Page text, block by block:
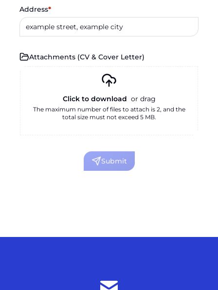
Address*
Attachments (CV & Cover Letter)
Click to download or drag
The maximum number of files to attach is 2, and the
total size must not exceed 5 MB.
Submit